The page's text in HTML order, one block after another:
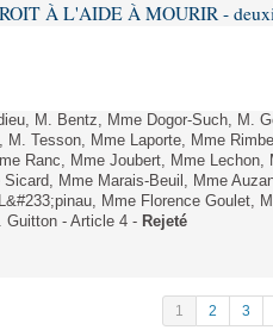
À L'AIDE À MOURIR -
M. Bentz, Mme Dogor-Such, M.
M. Tesson, Mme Laporte, Mme
Ranc, Mme Joubert, Mme
Mme Marais-Beuil, Mme
Mme Florence Goulet,
Guitton - Article 4 - Rejeté
1 2 3